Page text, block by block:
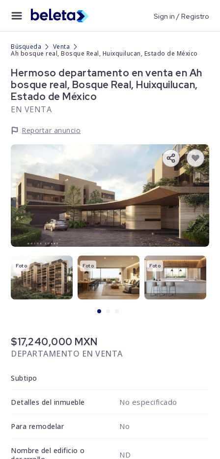
Sign in / Registro
Búsqueda
Venta
Ah bosque real, Bosque Real, Huixquilucan, Estado de México
Hermoso departamento en venta en Ah
bosque real, Bosque Real, Huixquilucan,
Estado de México
EN VENTA
Reportar anuncio
Foto Foto Foto
$17,240,000 MXN
DEPARTAMENTO EN VENTA
Subtipo
Detalles del inmueble No especificado
Para remodelar No
Nombre del edificio o
ND